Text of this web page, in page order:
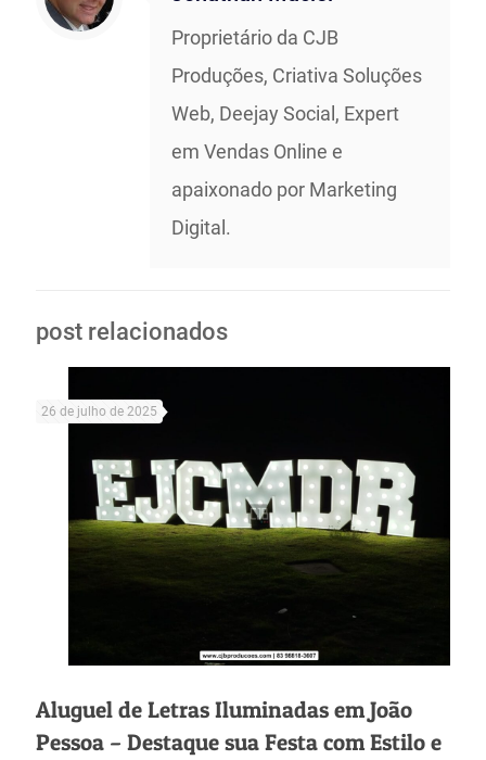
Proprietário da CJB
Produções, Criativa Soluções
Web, Deejay Social, Expert
em Vendas Online e
apaixonado por Marketing
Digital.
post relacionados
26 de julho de 2025
Aluguel de Letras Iluminadas em João
Pessoa – Destaque sua Festa com Estilo e